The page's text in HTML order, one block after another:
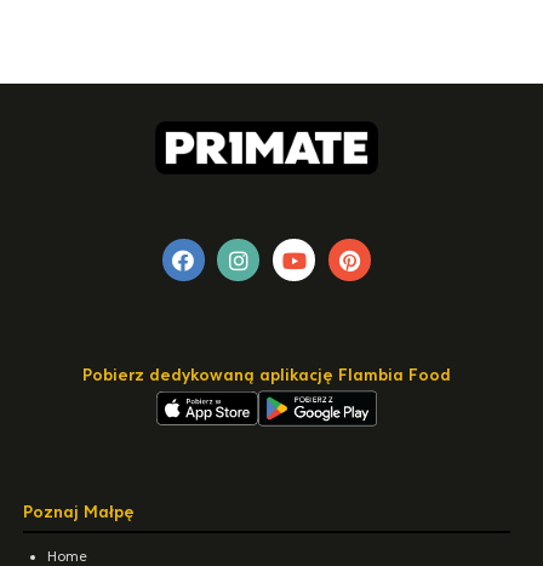
Pobierz dedykowaną aplikację Flambia Food
Poznaj Małpę
Home